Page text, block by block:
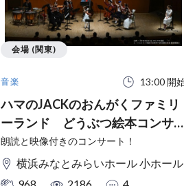
音楽 13:00 開
ハマのJACKのおんがくファミリ
ーランド どうぶつ絵本コンサ
ト
朗読と映像付きのコンサート！
横浜みなとみらいホール 小ホール
会場 (関東)